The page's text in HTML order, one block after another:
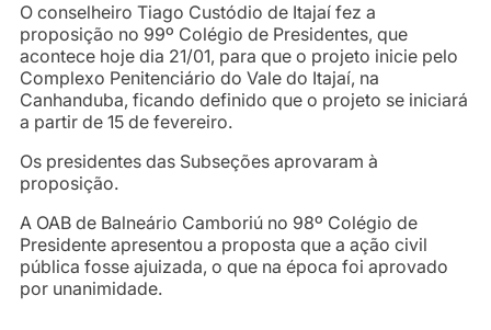
O conselheiro Tiago Custódio de Itajaí fez a
proposição no 99º Colégio de Presidentes, que
acontece hoje dia 21/01, para que o projeto inicie pelo
Complexo Penitenciário do Vale do Itajaí, na
Canhanduba, ficando definido que o projeto se iniciará
a partir de 15 de fevereiro.
Os presidentes das Subseções aprovaram à
proposição.
A OAB de Balneário Camboriú no 98º Colégio de
Presidente apresentou a proposta que a ação civil
pública fosse ajuizada, o que na época foi aprovado
por unanimidade.